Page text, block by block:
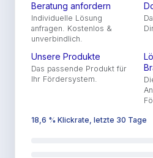
Beratung anfordern
Individuelle Lösung
anfragen. Kostenlos &
unverbindlich.
Unsere Produkte
Das passende Produkt für
Ihr Fördersystem.
18,6 % Klickrate, letzte 30 Tage